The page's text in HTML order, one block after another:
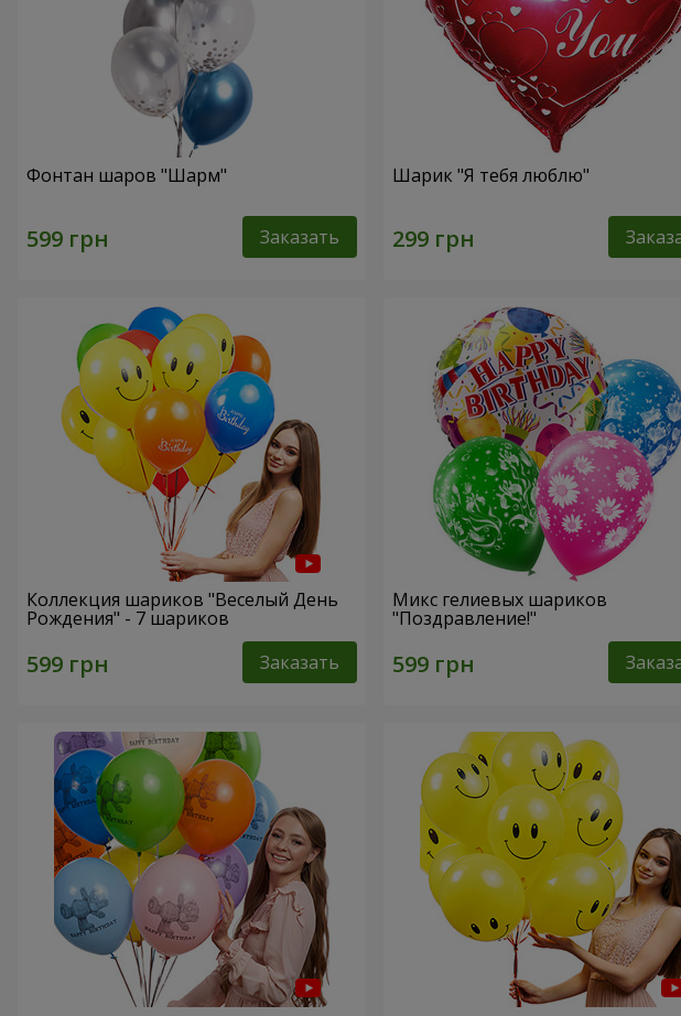
Фонтан шаров "Шарм"
Заказать
Шарик "Я тебя люблю"
Коллекция шариков "Веселый День
Рождения" - 7 шариков
Заказать
Микс гелиевых шариков
"Поздравление!"